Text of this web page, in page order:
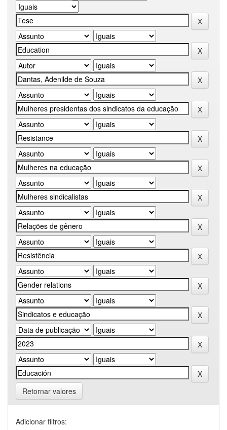
Retornar valores
Adicionar filtros: